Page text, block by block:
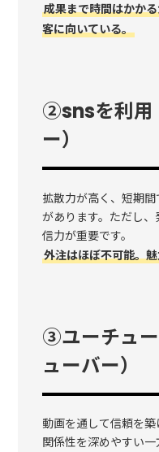
成果まで時間はかか
客に向いている。
②snsを利用
ー）
拡散力が高く、短期
があります。ただし
信力が重要です。
外注はほぼ不可能。
③ユーチュ
ューバー）
動画を通して信頼を
関係性を深めやすい